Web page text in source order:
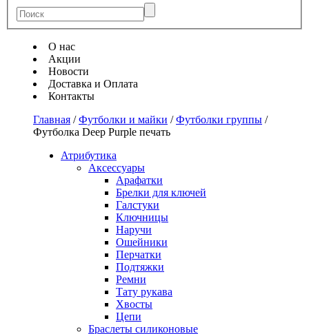
О нас
Акции
Новости
Доставка и Оплата
Контакты
Главная /Футболки и майки /Футболки группы /
Футболка Deep Purple печать
Атрибутика
Аксессуары
Арафатки
Брелки для ключей
Галстуки
Ключницы
Наручи
Ошейники
Перчатки
Подтяжки
Ремни
Тату рукава
Хвосты
Цепи
Браслеты силиконовые